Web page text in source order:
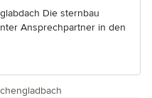
Die sternbau
Ansprechpartner in den